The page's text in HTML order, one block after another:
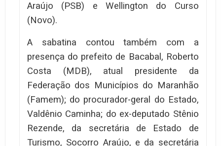
Araújo (PSB) e Wellington do Curso
(Novo).
A sabatina contou também com a
presença do prefeito de Bacabal, Roberto
Costa (MDB), atual presidente da
Federação dos Municípios do Maranhão
(Famem); do procurador-geral do Estado,
Valdênio Caminha; do ex-deputado Stênio
Rezende, da secretária de Estado de
Turismo, Socorro Araújo, e da secretária